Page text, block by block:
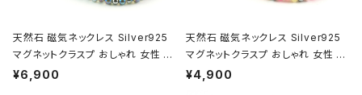
天然石 磁気ネックレス Silver925
マグネットクラスプ おしゃれ 女性 男
性 ユニセックス ブルーフラッシュク
¥6,900
天然石 磁気ネックレス Silver925
マグネットクラスプ おしゃれ 女性 男
性 ユニセックス クォーツァイト ピン
¥4,900